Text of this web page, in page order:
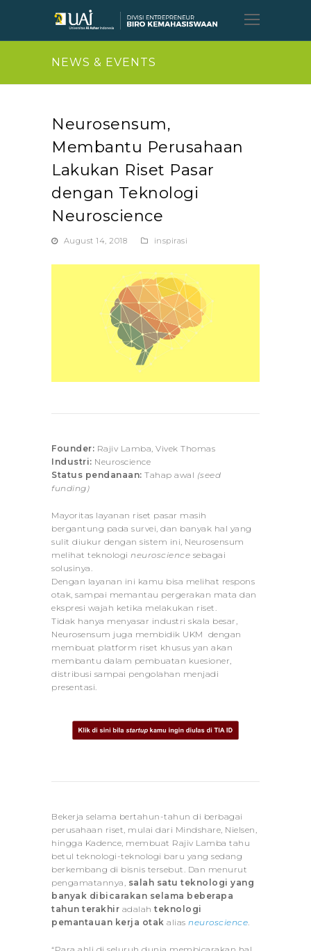
Open
Mobile
NEWS & EVENTS
Neurosensum,
Membantu Perusahaan
Lakukan Riset Pasar
dengan Teknologi
Neuroscience
August 14, 2018 inspirasi
Founder: Rajiv Lamba, Vivek Thomas
Industri: Neuroscience
Status pendanaan: Tahap awal (seed
funding)
Mayoritas layanan riset pasar masih
bergantung pada survei, dan banyak hal yang
sulit diukur dengan sistem ini, Neurosensum
melihat teknologi neuroscience sebagai
solusinya.
Dengan layanan ini kamu bisa melihat respons
otak, sampai memantau pergerakan mata dan
ekspresi wajah ketika melakukan riset.
Tidak hanya menyasar industri skala besar,
Neurosensum juga membidik UKM dengan
membuat platform riset khusus yan akan
membantu dalam pembuatan kuesioner,
distribusi sampai pengolahan menjadi
presentasi.
Bekerja selama bertahun-tahun di berbagai
perusahaan riset, mulai dari Mindshare, Nielsen,
hingga Kadence, membuat Rajiv Lamba tahu
betul teknologi-teknologi baru yang sedang
berkembang di bisnis tersebut. Dan menurut
pengamatannya, salah satu teknologi yang
banyak dibicarakan selama beberapa
tahun terakhir adalah teknologi
pemantauan kerja otak alias neuroscience